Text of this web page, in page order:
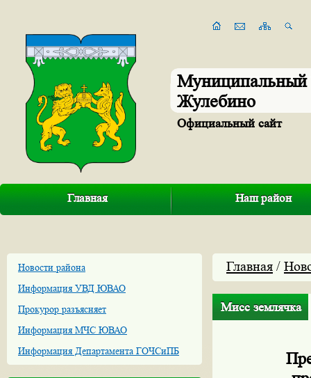
Муниципальный
Жулебино
Официальный сайт
Главная Наш район
Новости района
Информация УВД ЮВАО
Прокурор разъясняет
Информация МЧС ЮВАО
Информация Департамента ГОЧСиПБ
Главная /
Мисс землячка